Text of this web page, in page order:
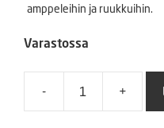
amppeleihin ja ruukkuihin.
Varastossa
- +